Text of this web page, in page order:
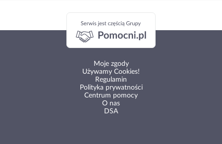
Moje zgody
Używamy Cookies!
Regulamin
Polityka prywatności
Centrum pomocy
O nas
DSA